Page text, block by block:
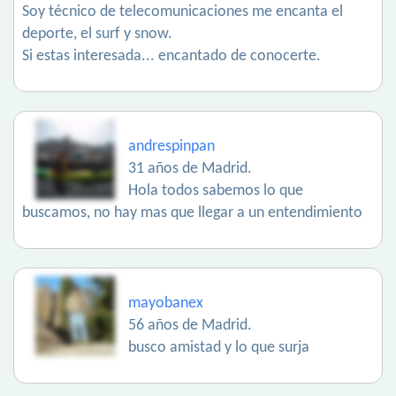
Soy técnico de telecomunicaciones me encanta el
deporte, el surf y snow.
Si estas interesada... encantado de conocerte.
andrespinpan
31 años de Madrid.
Hola todos sabemos lo que
buscamos, no hay mas que llegar a un entendimiento
mayobanex
56 años de Madrid.
busco amistad y lo que surja